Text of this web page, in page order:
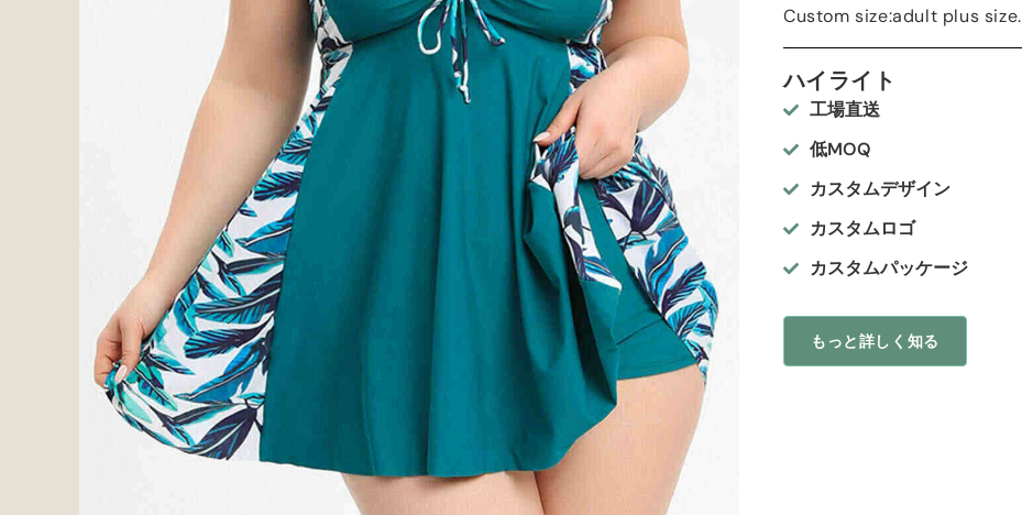
Custom size:adult plus size.
ハイライト
工場直送
低MOQ
カスタムデザイン
カスタムロゴ
カスタムパッケージ
もっと詳しく知る